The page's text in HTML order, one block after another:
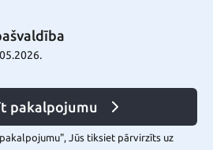
pakalpojumu
Jūs tiksiet pārvirzīts uz